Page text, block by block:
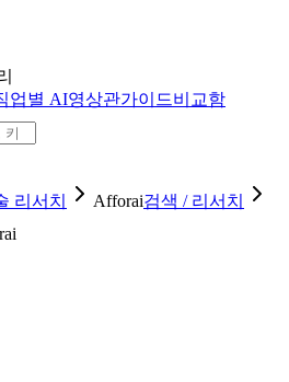
업별 AI영상관가이드비교함
리서치 Afforai검색 / 리서치